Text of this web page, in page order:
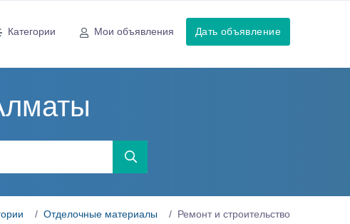
Категории Мои объявления Дать объявление
Отделочные материалы Ремонт и строительство